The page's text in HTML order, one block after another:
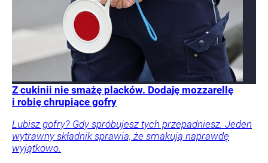
Z cukinii nie smażę placków. Dodaję mozzarellę
i robię chrupiące gofry
Lubisz gofry? Gdy spróbujesz tych przepadniesz. Jeden
wytrawny składnik sprawia, że smakują naprawdę
wyjątkowo.